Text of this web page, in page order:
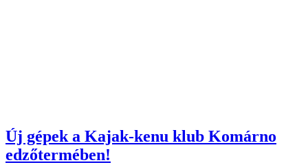
Új gépek a Kajak-kenu klub Komárno
edzőtermében!